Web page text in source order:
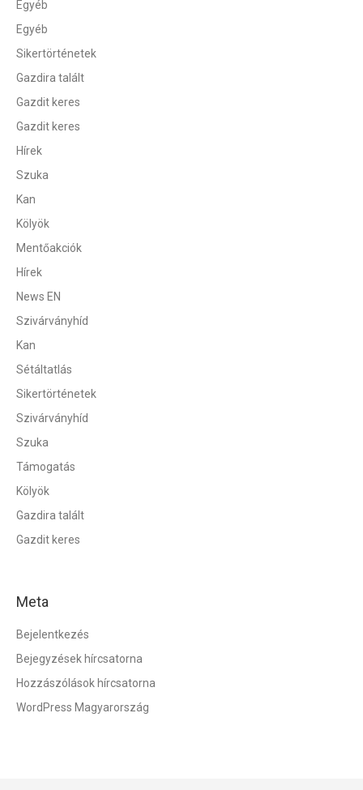
Egyéb
Egyéb
Sikertörténetek
Gazdira talált
Gazdit keres
Gazdit keres
Hírek
Szuka
Kan
Kölyök
Mentőakciók
Hírek
News EN
Szivárványhíd
Kan
Sétáltatlás
Sikertörténetek
Szivárványhíd
Szuka
Támogatás
Kölyök
Gazdira talált
Gazdit keres
Meta
Bejelentkezés
Bejegyzések hírcsatorna
Hozzászólások hírcsatorna
WordPress Magyarország